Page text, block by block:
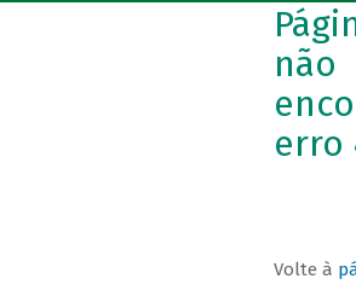
não
erro
Volte à